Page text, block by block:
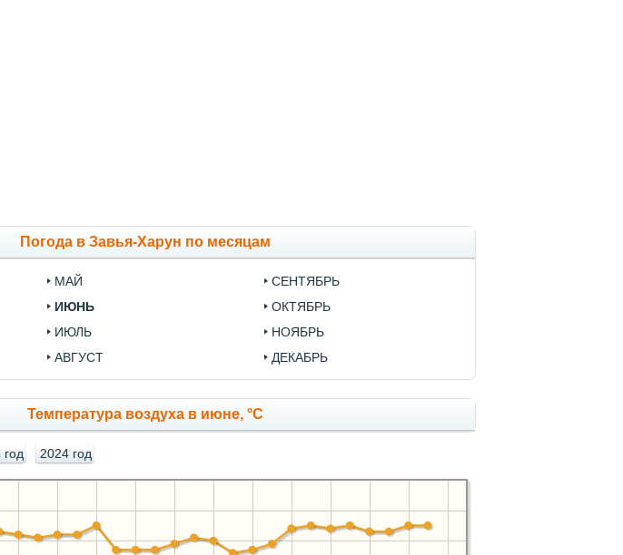
Погода в Завья-Харун по месяцам
МАЙ
ИЮНЬ
ИЮЛЬ
АВГУСТ
СЕНТЯБРЬ
ОКТЯБРЬ
НОЯБРЬ
ДЕКАБРЬ
Температура воздуха в июне, °C
год 2024 год